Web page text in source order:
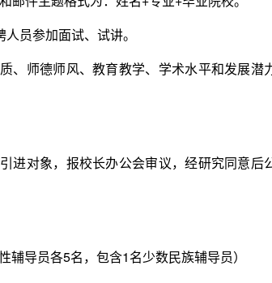
员参加面试、试讲。
师德师风、教育教学、学术水平和发展潜
对象，报校长办公会审议，经研究同意后
导员各5名，包含1名少数民族辅导员）